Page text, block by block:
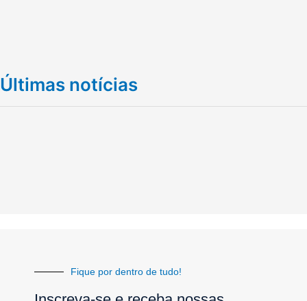
Últimas notícias
Fique por dentro de tudo!